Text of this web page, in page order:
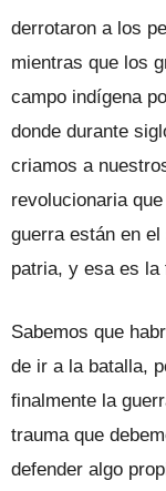
derrotaron a los
mientras que los
campo indígena
donde durante
criamos a
revolucionaria
guerra están en
patria, y esa es la
Sabemos que
de ir a la batalla,
finalmente la
trauma que
defender algo